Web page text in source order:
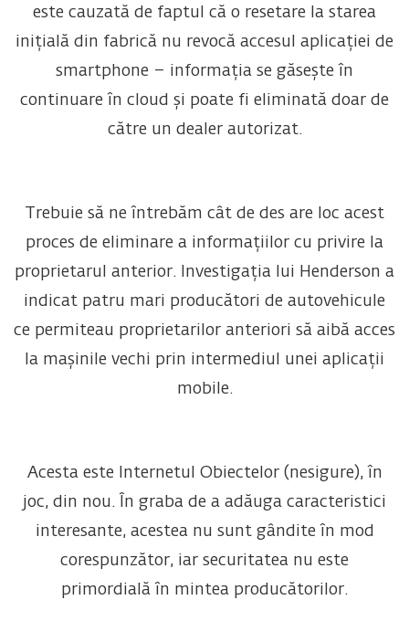
este cauzată de faptul că o resetare la starea
inițială din fabrică nu revocă accesul aplicației de
smartphone – informația se găsește în
continuare în cloud și poate fi eliminată doar de
către un dealer autorizat.
Trebuie să ne întrebăm cât de des are loc acest
proces de eliminare a informațiilor cu privire la
proprietarul anterior. Investigația lui Henderson a
indicat patru mari producători de autovehicule
ce permiteau proprietarilor anteriori să aibă acces
la mașinile vechi prin intermediul unei aplicații
mobile.
Acesta este Internetul Obiectelor (nesigure), în
joc, din nou. În graba de a adăuga caracteristici
interesante, acestea nu sunt gândite în mod
corespunzător, iar securitatea nu este
primordială în mintea producătorilor.